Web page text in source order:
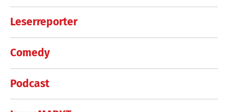
Leserreporter
Comedy
Podcast